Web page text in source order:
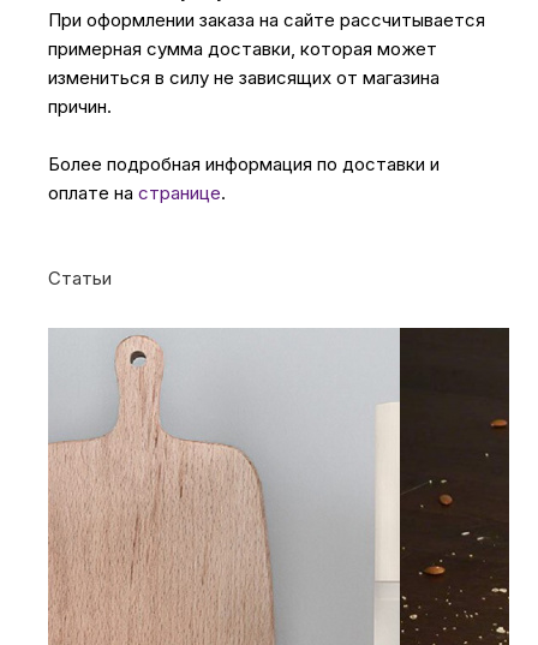
При оформлении заказа на сайте рассчитывается
примерная сумма доставки, которая может
измениться в силу не зависящих от магазина
причин.
Более подробная информация по доставки и
оплате на странице.
Статьи